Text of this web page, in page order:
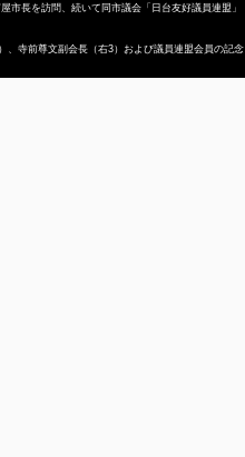
市長を訪問、続いて同市議会「日台友好議員連盟」
、寺前尊文副会長（右3）および議員連盟会員の記念